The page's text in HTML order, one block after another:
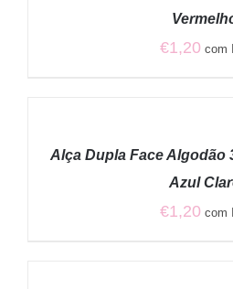
€1,20 com
DETALHES
Alça Dupla Face Algodão
Azul
€1,20 com